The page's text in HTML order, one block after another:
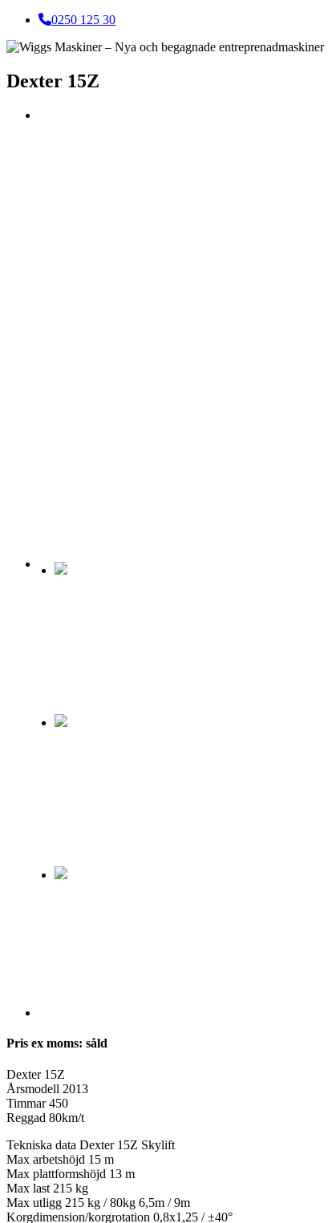
0250 125 30
Dexter 15Z
Pris ex moms: såld
Dexter 15Z
Årsmodell 2013
Timmar 450
Reggad 80km/t
Tekniska data Dexter 15Z Skylift
Max arbetshöjd 15 m
Max plattformshöjd 13 m
Max last 215 kg
Max utligg 215 kg / 80kg 6,5m / 9m
Korgdimension/korgrotation 0,8x1,25 / ±40°